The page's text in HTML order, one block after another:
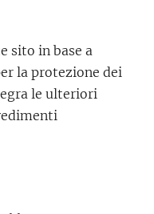
sito in base a
la protezione dei
le ulteriori